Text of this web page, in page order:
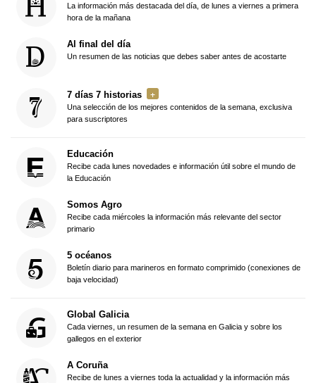
La información más destacada del día, de lunes a viernes a primera
hora de la mañana
Al final del día
Un resumen de las noticias que debes saber antes de acostarte
7 días 7 historias
Una selección de los mejores contenidos de la semana, exclusiva
para suscriptores
Educación
Recibe cada lunes novedades e información útil sobre el mundo de
la Educación
Somos Agro
Recibe cada miércoles la información más relevante del sector
primario
5 océanos
Boletín diario para marineros en formato comprimido (conexiones de
baja velocidad)
Global Galicia
Cada viernes, un resumen de la semana en Galicia y sobre los
gallegos en el exterior
A Coruña
Recibe de lunes a viernes toda la actualidad y la información más